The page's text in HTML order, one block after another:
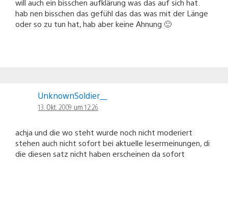
will auch ein bisschen aufklärung was das auf sich hat.
hab nen bisschen das gefühl das das was mit der Länge
oder so zu tun hat, hab aber keine Ahnung 🙂
UnknownSoldier__
13. Okt. 2009 um 12:26
achja und die wo steht wurde noch nicht moderiert
stehen auch nicht sofort bei aktuelle lesermeinungen, di
die diesen satz nicht haben erscheinen da sofort